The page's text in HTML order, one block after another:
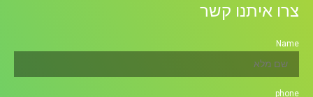
צרו איתנו קשר
Name
phone